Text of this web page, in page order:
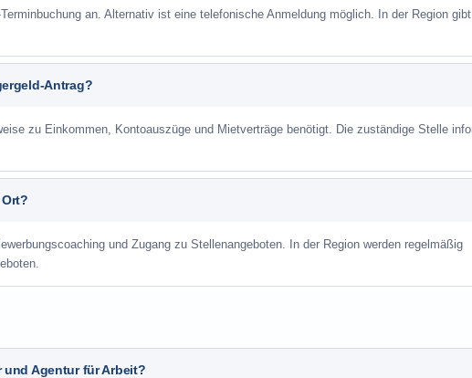
an. Alternativ ist eine telefonische Anmeldung möglich. In der Region
Antrag?
zu Einkommen, Kontoauszüge und Mietverträge benötigt. Die zuständige Stelle
und Zugang zu Stellenangeboten. In der Region werden regelmäßig
Agentur für Arbeit?